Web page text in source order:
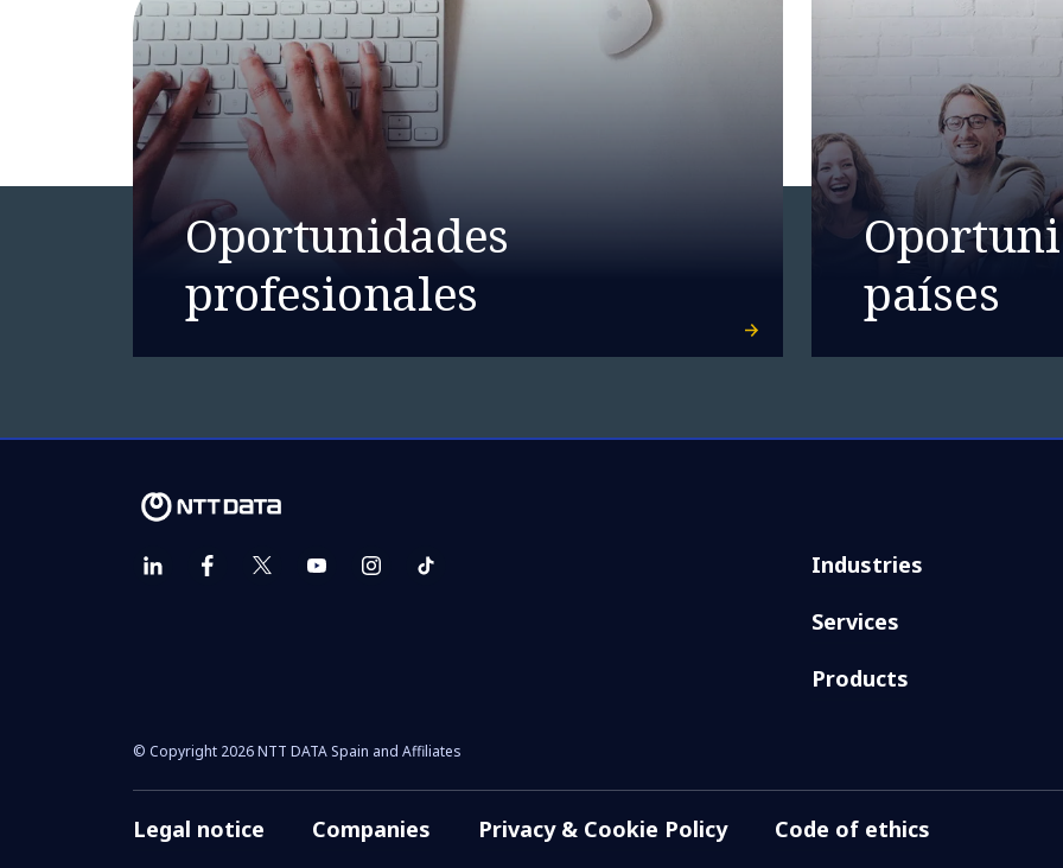
Oportunidades
profesionales
países
Industries
Services
Products
© Copyright 2026 NTT DATA Spain and Affiliates
Legal notice Companies Privacy & Cookie Policy Code of ethics